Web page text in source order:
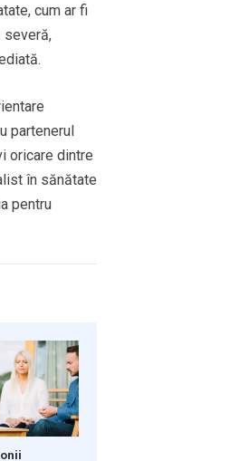
cum ar fi
severă,
partenerul
oricare dintre
în sănătate
pentru